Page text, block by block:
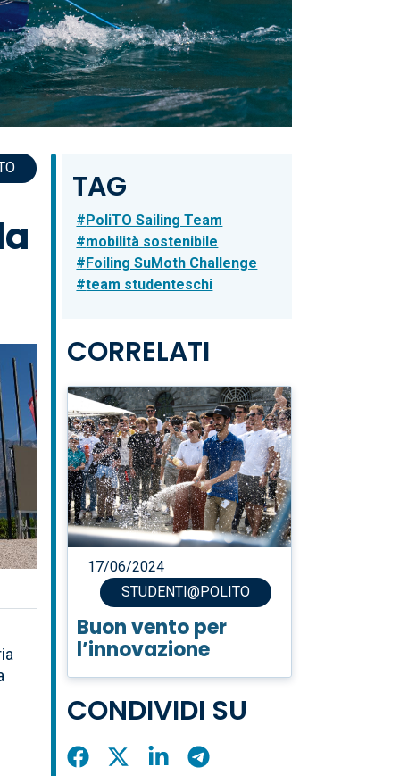
TAG
PoliTO Sailing Team
mobilità sostenibile
Foiling SuMoth Challenge
team studenteschi
CORRELATI
17/06/2024
STUDENTI@POLITO
Buon vento per
l’innovazione
CONDIVIDI SU
CondividiCondividiCondividiCondividi